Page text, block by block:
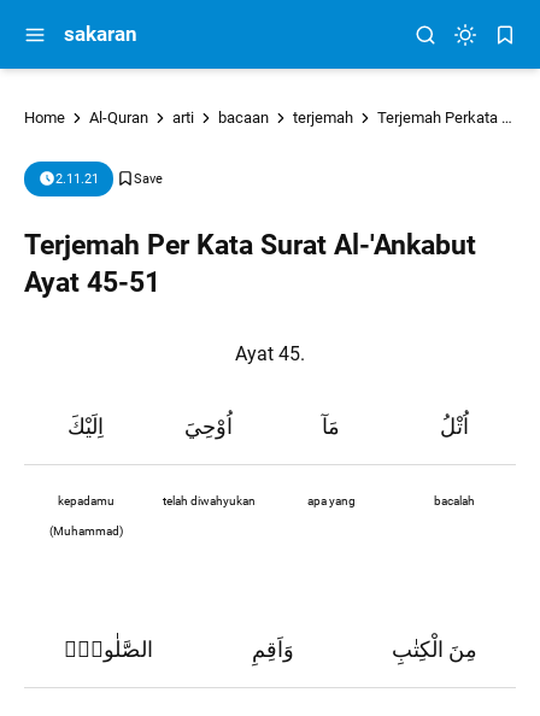
sakaran
Home Al-Quran arti bacaan terjemah Terjemah Perkata
2.11.21
Terjemah Per Kata Surat Al-'Ankabut
Ayat 45-51
Ayat 45.
اِلَيْكَ اُوْحِيَ مَآ اُتْلُ
kepadamu
(Muhammad)
telah diwahyukan apa yang bacalah
الصَّلٰوةَۗ وَاَقِمِ مِنَ الْكِتٰبِ